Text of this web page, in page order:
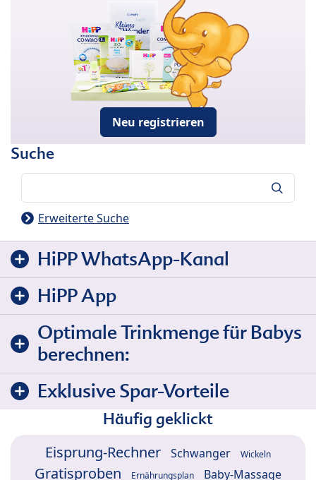
Neu registrieren
Suche
Erweiterte Suche
HiPP WhatsApp-Kanal
HiPP App
Optimale Trinkmenge für Babys
berechnen:
Exklusive Spar-Vorteile
Häufig geklickt
Eisprung-Rechner Schwanger Wickeln
Gratisproben Ernährungsplan Baby-Massage